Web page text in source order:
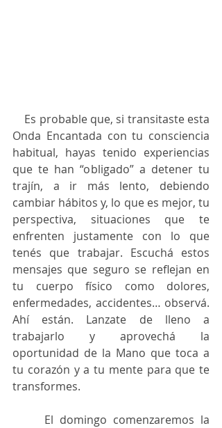
Onda Encantada con tu consciencia
habitual, hayas tenido experiencias
que te han “obligado” a detener tu
trajín, a ir más lento, debiendo
cambiar hábitos y, lo que es mejor, tu
perspectiva, situaciones que te
enfrenten justamente con lo que
tenés que trabajar. Escuchá estos
mensajes que seguro se reflejan en
tu cuerpo físico como dolores,
enfermedades, accidentes… observá.
Ahí están. Lanzate de lleno a
trabajarlo y aprovechá la
oportunidad de la Mano que toca a
tu corazón y a tu mente para que te
transformes.